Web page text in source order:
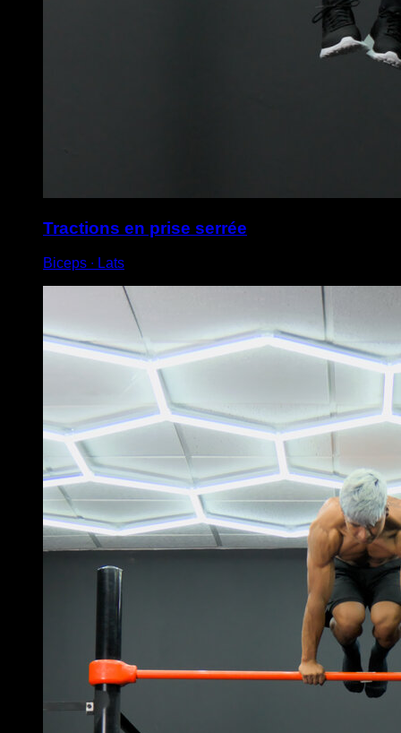
Tractions en prise serrée
Biceps ∙ Lats